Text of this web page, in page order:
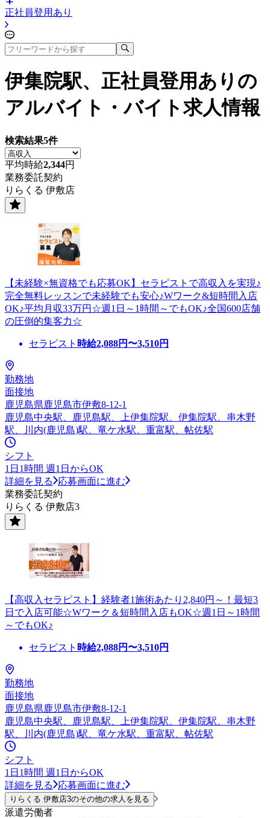
正社員登用あり
伊集院駅、正社員登用あり の
アルバイト・バイト求人情報
検索結果5件
平均時給2,344円
業務委託契約
りらくる 伊敷店
【未経験×無資格でも応募OK】セラピストで高収入を実現♪
完全無料レッスンで未経験でも安心♪Wワーク&短時間入店
OK♪平均月収33万円☆週1日～1時間～でもOK♪全国600店舗
の圧倒的集客力☆
セラピスト 時給2,088円〜3,510円
勤務地
面接地
鹿児島県鹿児島市伊敷8-12-1
鹿児島中央駅、鹿児島駅、上伊集院駅、伊集院駅、串木野
駅、川内(鹿児島)駅、竜ケ水駅、重富駅、帖佐駅
シフト
1日1時間 週1日からOK
詳細を見る
応募画面に進む
業務委託契約
りらくる 伊敷店3
【高収入セラピスト】経験者1施術あたり2,840円～！最短3
日で入店可能☆Wワーク＆短時間入店もOK☆週1日～1時間
～でもOK♪
セラピスト 時給2,088円〜3,510円
勤務地
面接地
鹿児島県鹿児島市伊敷8-12-1
鹿児島中央駅、鹿児島駅、上伊集院駅、伊集院駅、串木野
駅、川内(鹿児島)駅、竜ケ水駅、重富駅、帖佐駅
シフト
1日1時間 週1日からOK
詳細を見る
応募画面に進む
りらくる 伊敷店3のその他の求人を見る
派遣労働者